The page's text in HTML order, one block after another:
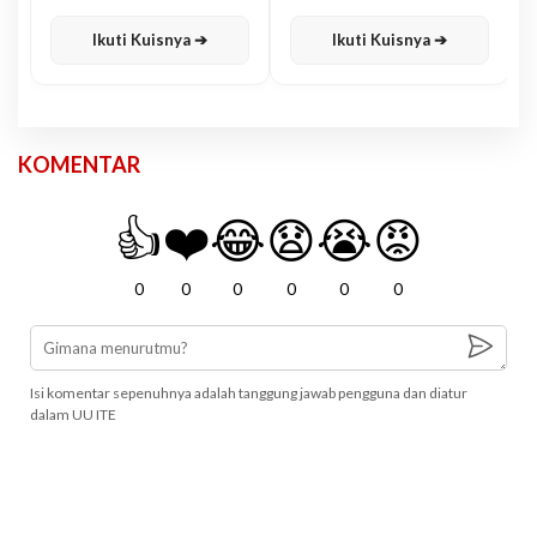
Ikuti Kuisnya ➔ Ikuti Kuisnya ➔
KOMENTAR
👍
0
❤️
0
😂
0
😧
0
😭
0
😡
0
Isi komentar sepenuhnya adalah tanggung jawab pengguna dan diatur
dalam UU ITE